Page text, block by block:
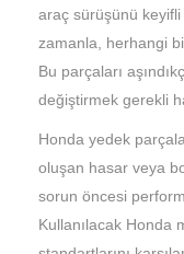
araç sürüşünü keyifli
zamanla, herhangi
Bu parçaları
değiştirmek gerekli
Honda yedek
oluşan hasar veya
sorun öncesi
Kullanılacak Honda